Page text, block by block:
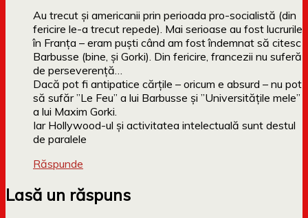
Au trecut și americanii prin perioada pro-socialistă (din
fericire le-a trecut repede). Mai serioase au fost lucrurile
în Franța – eram puști când am fost îndemnat să citesc
Barbusse (bine, și Gorki). Din fericire, francezii nu suferă
de perseverență…
Dacă pot fi antipatice cărțile – oricum e absurd – nu pot
să sufăr ”Le Feu” a lui Barbusse și ”Universitățile mele”
a lui Maxim Gorki.
Iar Hollywood-ul și activitatea intelectuală sunt destul
de paralele
Răspunde
Lasă un răspuns